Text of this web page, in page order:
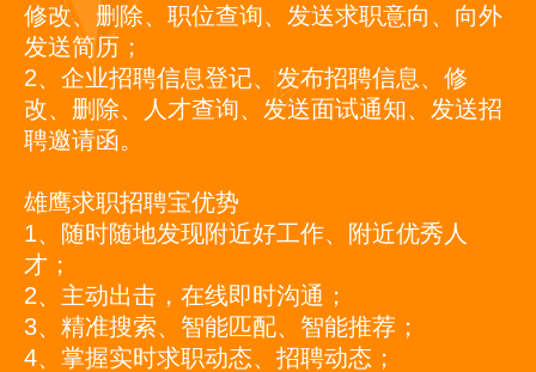
修改、删除、职位查询、发送求职意向、向外
发送简历；
2、企业招聘信息登记、发布招聘信息、修
改、删除、人才查询、发送面试通知、发送招
聘邀请函。
雄鹰求职招聘宝优势
1、随时随地发现附近好工作、附近优秀人
才；
2、主动出击，在线即时沟通；
3、精准搜索、智能匹配、智能推荐；
4、掌握实时求职动态、招聘动态；